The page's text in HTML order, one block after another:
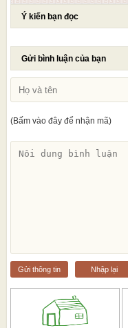
Ý kiến bạn đọc
Gửi bình luận của bạn
(Bấm vào đây để nhận mã)
Gửi thông tin Nhập lại